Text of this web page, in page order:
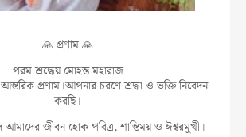
🙏 প্রণাম 🙏
পরম শ্রদ্ধেয় মোহন্ত মহারাজ
প্রণাম।আপনার চরণে শ্রদ্ধা ও ভক্তি নিবেদন
করছি।
আমাদের জীবন হোক পবিত্র, শান্তিময় ও ঈশ্বরমুখী।